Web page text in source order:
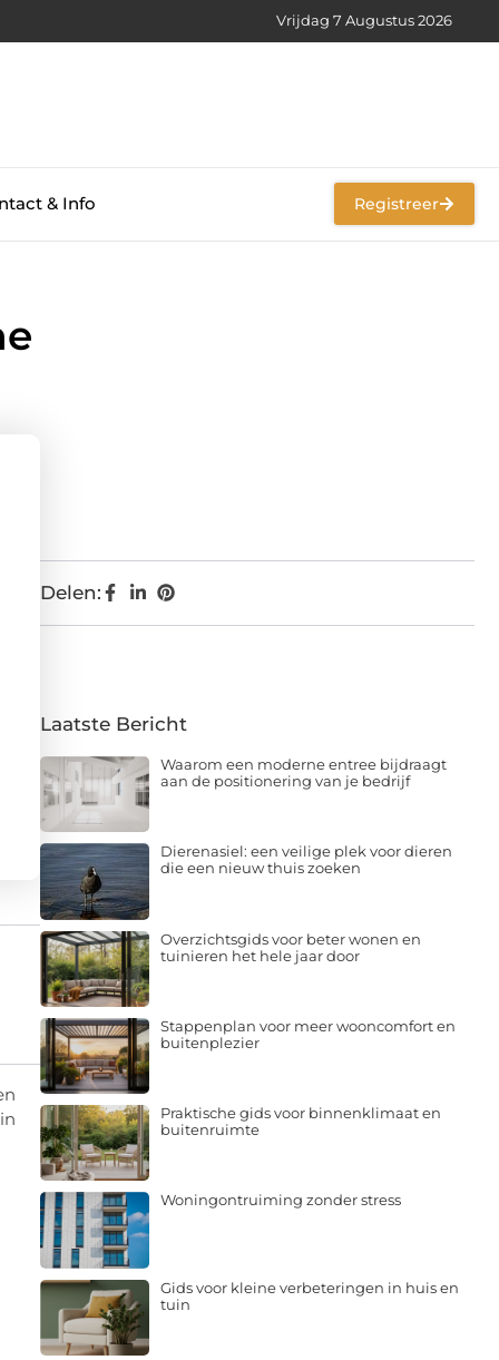
Vrijdag 7 Augustus 2026
& Info Registreer
Delen:
Laatste Bericht
Waarom een moderne entree bijdraagt
aan de positionering van je bedrijf
Dierenasiel: een veilige plek voor dieren
die een nieuw thuis zoeken
Overzichtsgids voor beter wonen en
tuinieren het hele jaar door
Stappenplan voor meer wooncomfort en
buitenplezier
Praktische gids voor binnenklimaat en
buitenruimte
Woningontruiming zonder stress
Gids voor kleine verbeteringen in huis en
tuin